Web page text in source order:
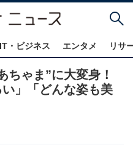
IT・ビジネス エンタメ リサ
ちゃま”に大変身！
い」「どんな姿も美